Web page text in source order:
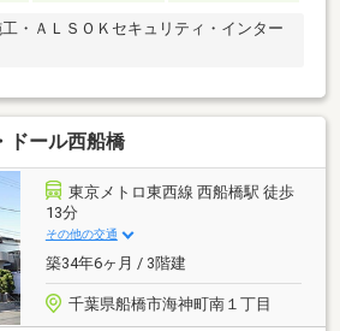
・ＡＬＳＯＫセキュリティ・インター
ドール西船橋
東京メトロ東西線 西船橋駅 徒歩
13分
その他の交通
築34年6ヶ月 / 3階建
千葉県船橋市海神町南１丁目